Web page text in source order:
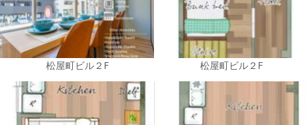
松屋町ビル２F 松屋町ビル２F